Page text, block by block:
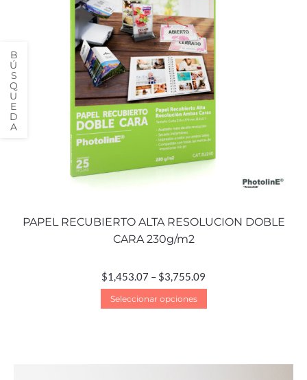
PAPEL RECUBIERTO ALTA RESOLUCION DOBLE
CARA 230g/m2
$1,453.07 – $3,755.09
Seleccionar opciones